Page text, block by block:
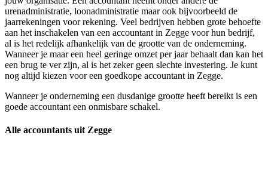
urenadministratie, loonadministratie maar ook bijvoorbeeld de
jaarrekeningen voor rekening. Veel bedrijven hebben grote behoefte
aan het inschakelen van een accountant in Zegge voor hun bedrijf,
al is het redelijk afhankelijk van de grootte van de onderneming.
Wanneer je maar een heel geringe omzet per jaar behaalt dan kan het
een brug te ver zijn, al is het zeker geen slechte investering. Je kunt
nog altijd kiezen voor een goedkope accountant in Zegge.
Wanneer je onderneming een dusdanige grootte heeft bereikt is een
goede accountant een onmisbare schakel.
Alle accountants uit Zegge